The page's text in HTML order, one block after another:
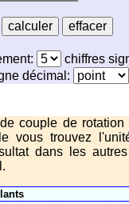
chiffres
décimal:
couple de
vous trouvez
dans les